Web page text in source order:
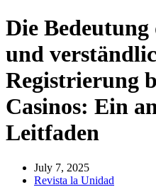
Die Bedeutung
und
Registrierung
Casinos: Ein
Leitfaden
July 7, 2025
Revista la Unidad